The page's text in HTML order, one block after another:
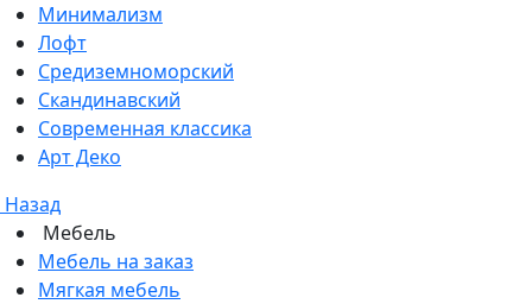
Минимализм
Лофт
Средиземноморский
Скандинавский
Современная классика
Арт Деко
Назад
Мебель
Мебель на заказ
Мягкая мебель